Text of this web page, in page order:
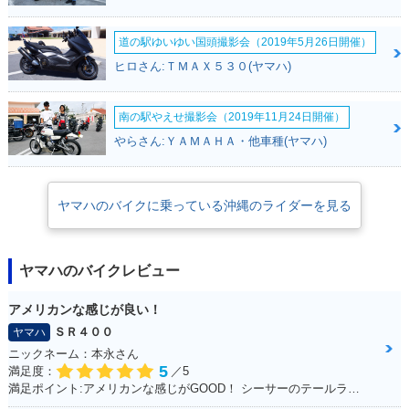
道の駅ゆいゆい国頭撮影会（2019年5月26日開催）
ヒロさん:ＴＭＡＸ５３０(ヤマハ)
南の駅やえせ撮影会（2019年11月24日開催）
やらさん:ＹＡＭＡＨＡ・他車種(ヤマハ)
ヤマハのバイクに乗っている沖縄のライダーを見る
ヤマハのバイクレビュー
アメリカンな感じが良い！
ヤマハ
ＳＲ４００
ニックネーム：本永さん
満足度：
5 ／5